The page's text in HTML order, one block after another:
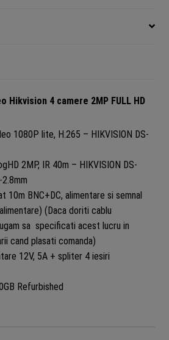
Hikvision 4 camere 2MP FULL HD
1080P lite, H.265 – HIKVISION DS-
2MP, IR 40m – HIKVISION DS-
10m BNC+DC, alimentare si semnal
(Daca doriti cablu
sa specificati acest lucru in
cand plasati comanda)
12V, 5A + spliter 4 iesiri
Refurbished